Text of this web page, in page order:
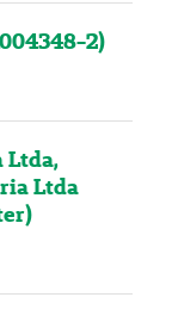
2)
Ltda,
Ltda